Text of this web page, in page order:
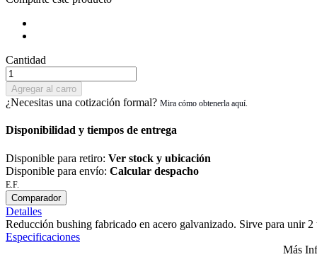
Cantidad
Agregar al carro
¿Necesitas una cotización formal?
Disponibilidad y tiempos de entrega
Disponible para retiro: Ver stock y ubicación
Disponible para envío: Calcular despacho
E.F.
Comparador
Detalles
Reducción bushing fabricado en acero galvanizado. Sirve para
Especificaciones
Más